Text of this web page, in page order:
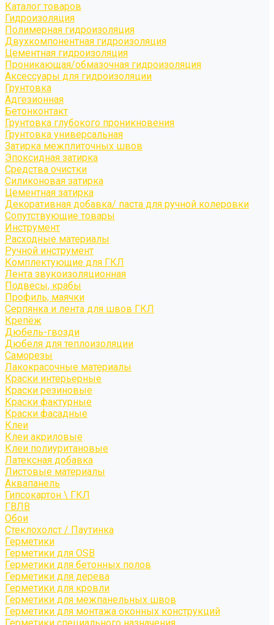
Каталог товаров
Гидроизоляция
Полимерная гидроизоляция
Двухкомпонентная гидроизоляция
Цементная гидроизоляция
Проникающая/обмазочная гидроизоляция
Аксессуары для гидроизоляции
Грунтовка
Адгезионная
Бетонконтакт
Грунтовка глубокого проникновения
Грунтовка универсальная
Затирка межплиточных швов
Эпоксидная затирка
Средства очистки
Силиконовая затирка
Цементная затирка
Декоративная добавка/ паста для ручной колеровки
Сопутствующие товары
Инструмент
Расходные материалы
Ручной инструмент
Комплектующие для ГКЛ
Лента звукоизоляционная
Подвесы, крабы
Профиль, маячки
Серпянка и лента для швов ГКЛ
Крепёж
Дюбель-гвозди
Дюбеля для теплоизоляции
Саморезы
Лакокрасочные материалы
Краски интерьерные
Краски резиновые
Краски фактурные
Краски фасадные
Клеи
Клеи акриловые
Клеи полиуритановые
Латексная добавка
Листовые материалы
Аквапанель
Гипсокартон \ ГКЛ
ГВЛВ
Обои
Стеклохолст / Паутинка
Герметики
Герметики для OSB
Герметики для бетонных полов
Герметики для дерева
Герметики для кровли
Герметики для межпанельных швов
Герметики для монтажа оконных конструкций